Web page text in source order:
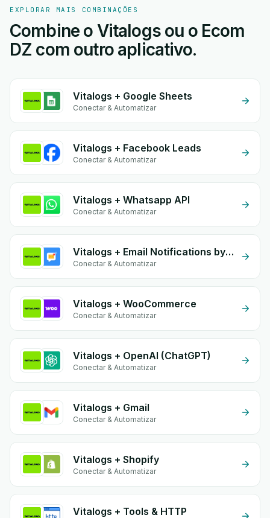
EXPLORAR MAIS COMBINAÇÕES
Combine o Vitalogs ou o Ecom
DZ com outro aplicativo.
Vitalogs + Google Sheets
Conectar & Automatizar
Vitalogs + Facebook Leads
Conectar & Automatizar
Vitalogs + Whatsapp API
Conectar & Automatizar
Vitalogs + Email Notifications by eGrow
Conectar & Automatizar
Vitalogs + WooCommerce
Conectar & Automatizar
Vitalogs + OpenAI (ChatGPT)
Conectar & Automatizar
Vitalogs + Gmail
Conectar & Automatizar
Vitalogs + Shopify
Conectar & Automatizar
Vitalogs + Tools & HTTP